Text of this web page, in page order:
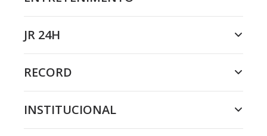
JR 24H
RECORD
INSTITUCIONAL